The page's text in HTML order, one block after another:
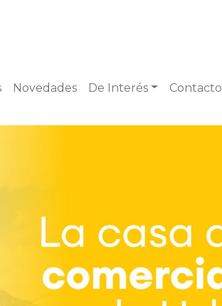
Novedades De Interés Contacto